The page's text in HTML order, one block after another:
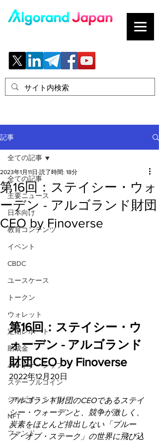
記事
全ての記事
主要ニュース
日本向け
教育コンテンツ
イベント
CBDC
ユースケース
トークン
ウォレット
定期レポート
助成金
パートナーシップ
ステーブルコイン
シルビオ・ミカリ
NFT
ファンド
全ての記事
第16回：ステイシー・ウォ
ーデン - アルゴランド財団
CEO by Finoverse
2023年1月11日 読了時間: 18分
第16回：ステイシー・ウ
ォーデン - アルゴランド
財団CEO by Finoverse
2022年12月20日
アルゴランド財団のCEOであるステイ
シー・ウォーデンと、競争が激しく、
炭素をほとんど排出しない「プルー
フ・オブ・ステーク」の世界に飛び込